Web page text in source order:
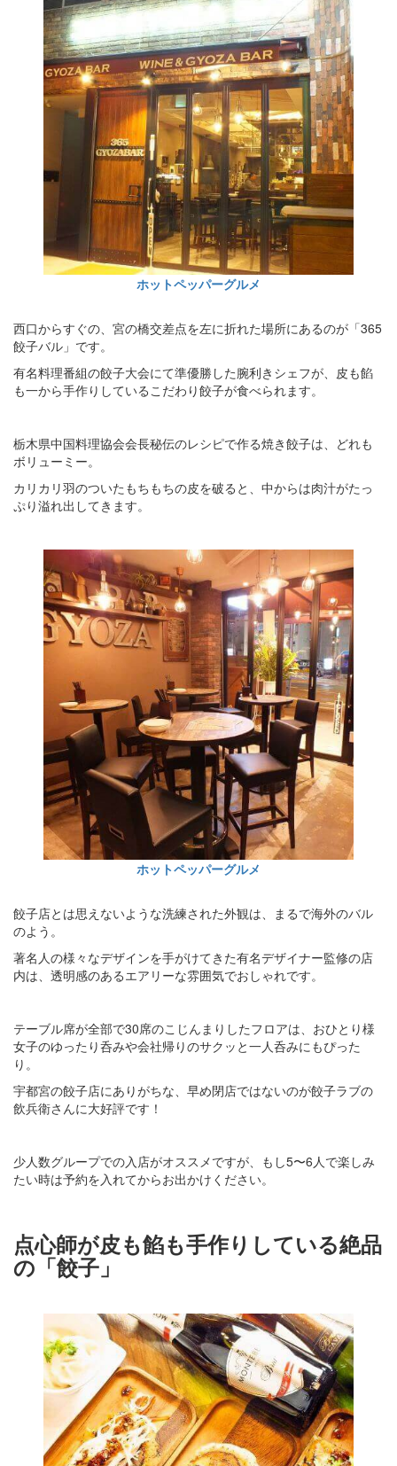
ホットペッパーグルメ
西口からすぐの、宮の橋交差点を左に折れた場所にあるのが「365
餃子バル」です。
有名料理番組の餃子大会にて準優勝した腕利きシェフが、皮も餡
も一から手作りしているこだわり餃子が食べられます。
栃木県中国料理協会会長秘伝のレシピで作る焼き餃子は、どれも
ボリューミー。
カリカリ羽のついたもちもちの皮を破ると、中からは肉汁がたっ
ぷり溢れ出してきます。
ホットペッパーグルメ
餃子店とは思えないような洗練された外観は、まるで海外のバル
のよう。
著名人の様々なデザインを手がけてきた有名デザイナー監修の店
内は、透明感のあるエアリーな雰囲気でおしゃれです。
テーブル席が全部で30席のこじんまりしたフロアは、おひとり様
女子のゆったり呑みや会社帰りのサクッと一人呑みにもぴった
り。
宇都宮の餃子店にありがちな、早め閉店ではないのが餃子ラブの
飲兵衛さんに大好評です！
少人数グループでの入店がオススメですが、もし5〜6人で楽しみ
たい時は予約を入れてからお出かけください。
点心師が皮も餡も手作りしている絶品
の「餃子」